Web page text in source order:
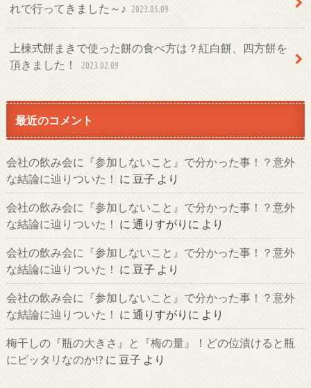
れで行ってきました～♪ 2023.05.09
上棟式餅まきで使った餅の食べ方は？紅白餅、四方餅を
頂きました！
2023.02.09
最近のコメント
会社の飲み会に『参加しないこと』で分かった事！？意外
な結論に辿りついた！ に 豆子 より
会社の飲み会に『参加しないこと』で分かった事！？意外
な結論に辿りついた！ に 通りすがりに より
会社の飲み会に『参加しないこと』で分かった事！？意外
な結論に辿りついた！ に 豆子 より
会社の飲み会に『参加しないこと』で分かった事！？意外
な結論に辿りついた！ に 通りすがりに より
梅干しの『瓶の大きさ』と『梅の量』！どの位漬けると瓶
にピッタリなのか!? に 豆子 より